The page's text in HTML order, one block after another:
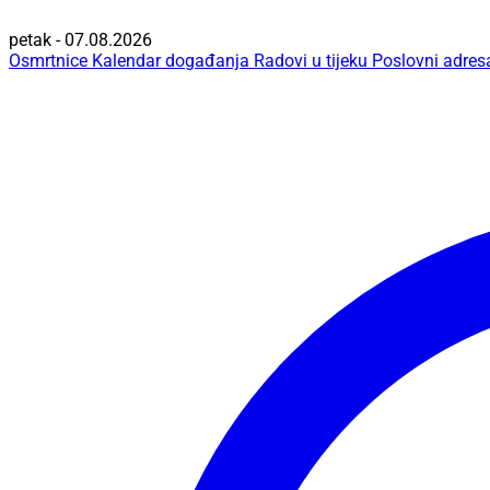
petak - 07.08.2026
Osmrtnice Kalendar događanja Radovi u tijeku Poslovni